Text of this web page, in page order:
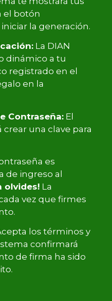
el botón
la generación.
La DIAN
dinámico a tu
registrado en el
en la
Contraseña: El
una clave para
es
de ingreso al
olvides! La
vez que firmes
los términos y
confirmará
de firma ha sido